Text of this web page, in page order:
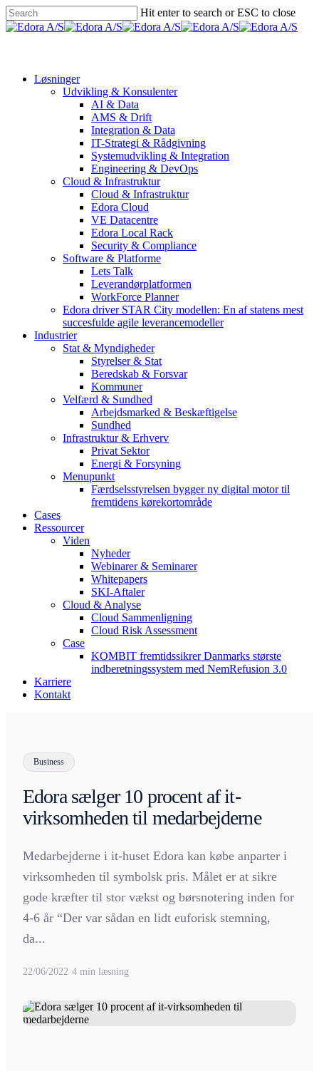
Skip
to
Hit enter to search or ESC to close
Close
Løsninger
Udvikling & Konsulenter
AI & Data
AMS & Drift
Integration & Data
IT-Strategi & Rådgivning
Systemudvikling & Integration
Engineering & DevOps
Cloud & Infrastruktur
Cloud & Infrastruktur
Edora Cloud
VE Datacentre
Edora Local Rack
Security & Compliance
Software & Platforme
Lets Talk
Leverandørplatformen
WorkForce Planner
Edora driver STAR City modellen: En af statens mest
succesfulde agile leverancemodeller
Industrier
Stat & Myndigheder
Styrelser & Stat
Beredskab & Forsvar
Kommuner
Velfærd & Sundhed
Arbejdsmarked & Beskæftigelse
Sundhed
Infrastruktur & Erhverv
Privat Sektor
Energi & Forsyning
Menupunkt
Færdselsstyrelsen bygger ny digital motor til
fremtidens kørekortområde
Cases
Ressourcer
Viden
Nyheder
Webinarer & Seminarer
Whitepapers
SKI-Aftaler
Cloud & Analyse
Cloud Sammenligning
Cloud Risk Assessment
Case
KOMBIT fremtidssikrer Danmarks største
indberetningssystem med NemRefusion 3.0
Karriere
Kontakt
Business
Edora sælger 10 procent af it-
virksomheden til medarbejderne
Medarbejderne i it-huset Edora kan købe anparter i
virksomheden til symbolsk pris. Målet er at sikre
gode kræfter til stor vækst og børsnotering inden for
4-6 år “Der var sådan en lidt euforisk stemning,
da...
22/06/2022 ·4 min læsning